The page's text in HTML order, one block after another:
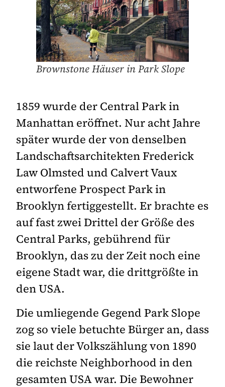
Brownstone Häuser in Park Slope
1859 wurde der Central Park in
Manhattan eröffnet. Nur acht Jahre
später wurde der von denselben
Landschaftsarchitekten Frederick
Law Olmsted und Calvert Vaux
entworfene Prospect Park in
Brooklyn fertiggestellt. Er brachte es
auf fast zwei Drittel der Größe des
Central Parks, gebührend für
Brooklyn, das zu der Zeit noch eine
eigene Stadt war, die drittgrößte in
den USA.
Die umliegende Gegend Park Slope
zog so viele betuchte Bürger an, dass
sie laut der Volkszählung von 1890
die reichste Neighborhood in den
gesamten USA war. Die Bewohner